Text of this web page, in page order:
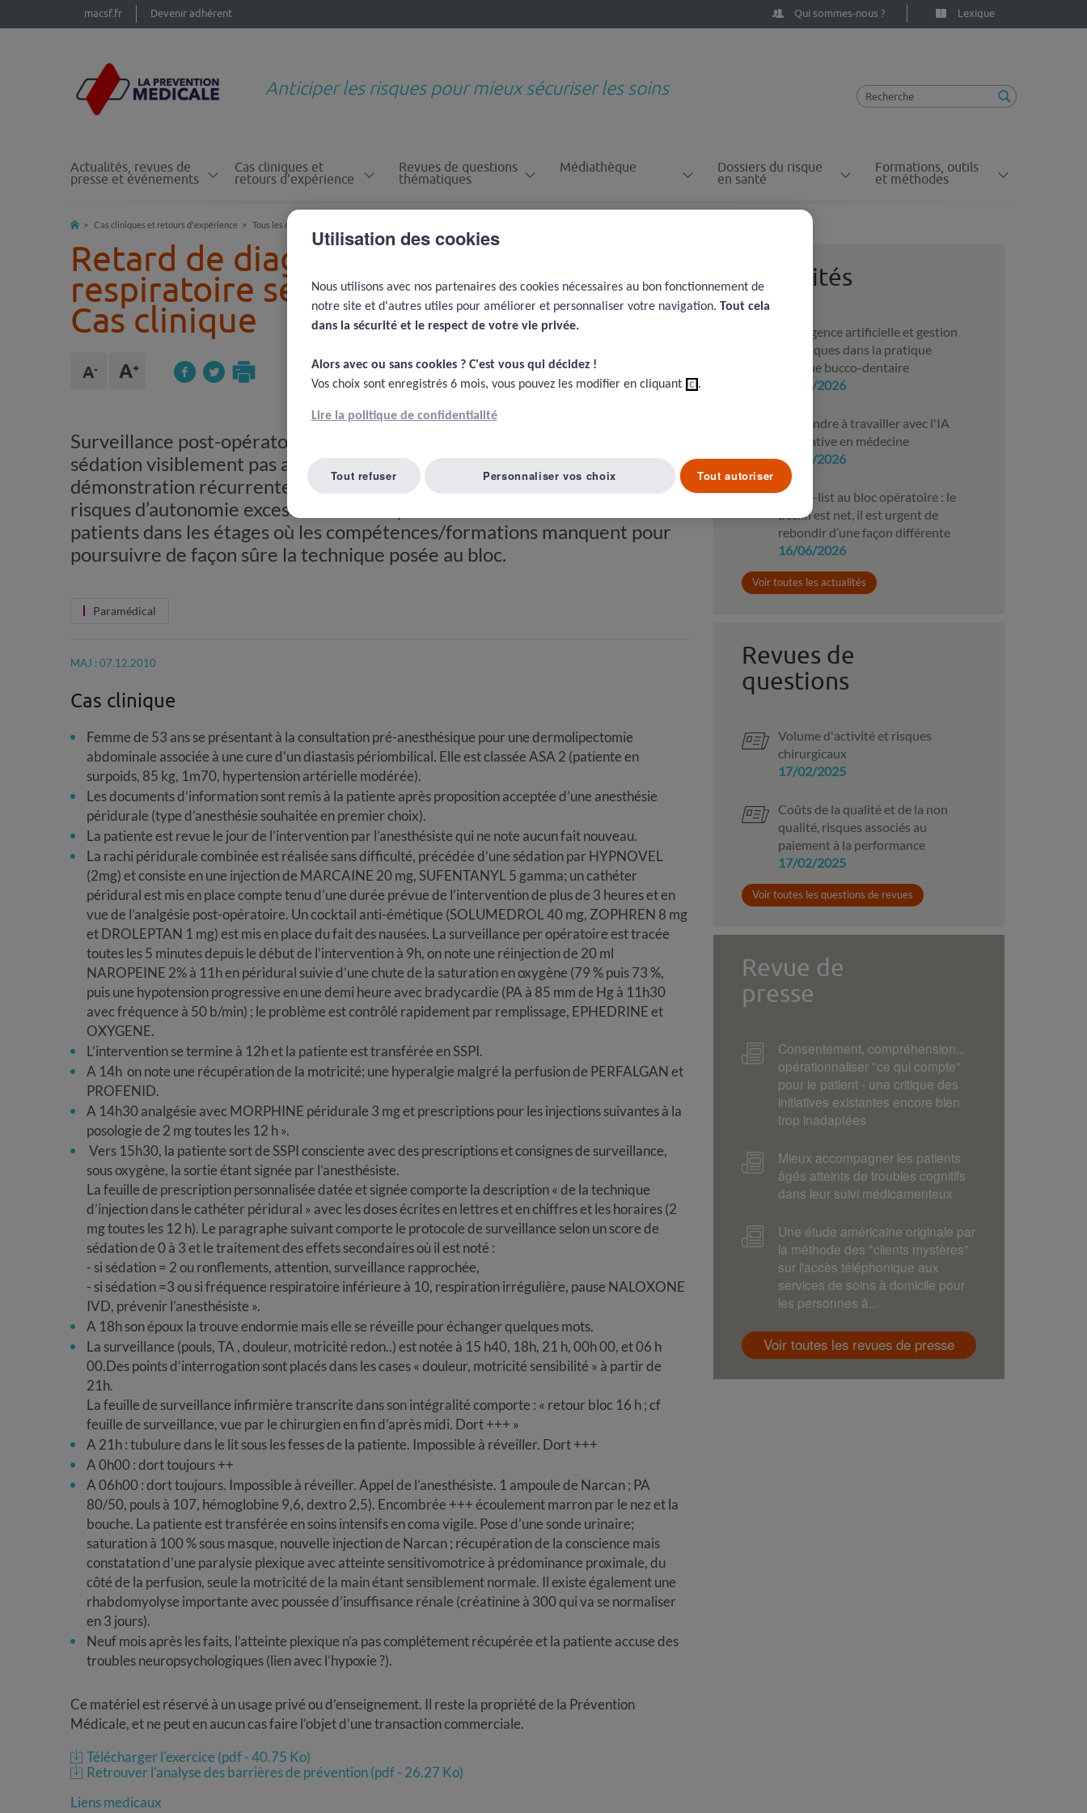
macsf.fr Devenir adhérent Lexique
Qui sommes-nous ?
Anticiper les risques pour mieux sécuriser les soins
Actualités, revues de
presse et événements
Cas cliniques et
retours d'expérience
Revues de questions
thématiques
Médiathèque Dossiers du risque
en santé
Formations, outils
et méthodes
Cas cliniques et retours d'expérience Tous les cas cliniques
Retard de diagnostic d'une détresse
respiratoire secondaire à la morphine -
Cas clinique
Surveillance post-opératoire de patients bénéficiant de techniques de
sédation visiblement pas assez connues des infirmiers d’étage : une
démonstration récurrente de l’importance de la coordination et des
risques d’autonomie excessive du bloc qui travaille bien… mais délivre des
patients dans les étages où les compétences/formations manquent pour
poursuivre de façon sûre la technique posée au bloc.
Paramédical
MAJ : 07.12.2010
Cas clinique
Femme de 53 ans se présentant à la consultation pré-anesthésique pour une dermolipectomie
abdominale associée à une cure d’un diastasis périombilical. Elle est classée ASA 2 (patiente en
surpoids, 85 kg, 1m70, hypertension artérielle modérée).
Les documents d’information sont remis à la patiente après proposition acceptée d’une anesthésie
péridurale (type d’anesthésie souhaitée en premier choix).
La patiente est revue le jour de l’intervention par l’anesthésiste qui ne note aucun fait nouveau.
La rachi péridurale combinée est réalisée sans difficulté, précédée d’une sédation par HYPNOVEL
(2mg) et consiste en une injection de MARCAINE 20 mg, SUFENTANYL 5 gamma; un cathéter
péridural est mis en place compte tenu d’une durée prévue de l’intervention de plus de 3 heures et en
vue de l’analgésie post-opératoire. Un cocktail anti-émétique (SOLUMEDROL 40 mg, ZOPHREN 8 mg
et DROLEPTAN 1 mg) est mis en place du fait des nausées. La surveillance per opératoire est tracée
toutes les 5 minutes depuis le début de l’intervention à 9h, on note une réinjection de 20 ml
NAROPEINE 2% à 11h en péridural suivie d’une chute de la saturation en oxygène (79 % puis 73 %,
puis une hypotension progressive en une demi heure avec bradycardie (PA à 85 mm de Hg à 11h30
avec fréquence à 50 b/min) ; le problème est contrôlé rapidement par remplissage, EPHEDRINE et
OXYGENE.
L’intervention se termine à 12h et la patiente est transférée en SSPI.
A 14h on note une récupération de la motricité; une hyperalgie malgré la perfusion de PERFALGAN et
PROFENID.
A 14h30 analgésie avec MORPHINE péridurale 3 mg et prescriptions pour les injections suivantes à la
posologie de 2 mg toutes les 12 h ».
Vers 15h30, la patiente sort de SSPI consciente avec des prescriptions et consignes de surveillance,
sous oxygène, la sortie étant signée par l’anesthésiste.
La feuille de prescription personnalisée datée et signée comporte la description « de la technique
d’injection dans le cathéter péridural » avec les doses écrites en lettres et en chiffres et les horaires (2
mg toutes les 12 h). Le paragraphe suivant comporte le protocole de surveillance selon un score de
sédation de 0 à 3 et le traitement des effets secondaires où il est noté :
- si sédation = 2 ou ronflements, attention, surveillance rapprochée,
- si sédation =3 ou si fréquence respiratoire inférieure à 10, respiration irrégulière, pause NALOXONE
IVD, prévenir l’anesthésiste ».
A 18h son époux la trouve endormie mais elle se réveille pour échanger quelques mots.
La surveillance (pouls, TA , douleur, motricité redon..) est notée à 15 h40, 18h, 21 h, 00h 00, et 06 h
00.Des points d’interrogation sont placés dans les cases « douleur, motricité sensibilité » à partir de
21h.
La feuille de surveillance infirmière transcrite dans son intégralité comporte : « retour bloc 16 h ; cf
feuille de surveillance, vue par le chirurgien en fin d’après midi. Dort +++ »
A 21h : tubulure dans le lit sous les fesses de la patiente. Impossible à réveiller. Dort +++
A 0h00 : dort toujours ++
A 06h00 : dort toujours. Impossible à réveiller. Appel de l’anesthésiste. 1 ampoule de Narcan ; PA
80/50, pouls à 107, hémoglobine 9,6, dextro 2,5). Encombrée +++ écoulement marron par le nez et la
bouche. La patiente est transférée en soins intensifs en coma vigile. Pose d’une sonde urinaire;
saturation à 100 % sous masque, nouvelle injection de Narcan ; récupération de la conscience mais
constatation d’une paralysie plexique avec atteinte sensitivomotrice à prédominance proximale, du
côté de la perfusion, seule la motricité de la main étant sensiblement normale. Il existe également une
rhabdomyolyse importante avec poussée d’insuffisance rénale (créatinine à 300 qui va se normaliser
en 3 jours).
Neuf mois après les faits, l’atteinte plexique n’a pas complétement récupérée et la patiente accuse des
troubles neuropsychologiques (lien avec l’hypoxie ?).
Ce matériel est réservé à un usage privé ou d’enseignement. Il reste la propriété de la Prévention
Médicale, et ne peut en aucun cas faire l’objet d’une transaction commerciale.
Télécharger l'exercice (pdf - 40.75 Ko)
Retrouver l'analyse des barrières de prévention (pdf - 26.27 Ko)
Liens medicaux
Actualités
Intelligence artificielle et gestion
des risques dans la pratique
clinique bucco-dentaire
10/07/2026
Apprendre à travailler avec l'IA
générative en médecine
10/07/2026
Check-list au bloc opératoire : le
déclin est net, il est urgent de
rebondir d’une façon différente
16/06/2026
Voir toutes les actualités
Revues de
questions
Volume d'activité et risques
chirurgicaux
17/02/2025
Coûts de la qualité et de la non
qualité, risques associés au
paiement à la performance
17/02/2025
Voir toutes les questions de revues
Revue de
presse
Consentement, compréhension...
opérationnaliser "ce qui compte"
pour le patient - une critique des
initiatives existantes encore bien
trop inadaptées
Mieux accompagner les patients
âgés atteints de troubles cognitifs
dans leur suivi médicamenteux
Une étude américaine originale par
la méthode des "clients mystères"
sur l'accès téléphonique aux
services de soins à domicile pour
les personnes â...
Voir toutes les revues de presse
Utilisation des cookies
Nous utilisons avec nos partenaires des cookies nécessaires au bon fonctionnement de
notre site et d'autres utiles pour améliorer et personnaliser votre navigation. Tout cela
dans la sécurité et le respect de votre vie privée.​
Alors avec ou sans cookies ? C'est vous qui décidez !​
Vos choix sont enregistrés 6 mois, vous pouvez les modifier en cliquant ici.
Lire la politique de confidentialité
Tout refuser Tout autoriser
Personnaliser vos choix